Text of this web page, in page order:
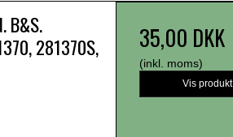
B&S.
281370S,
35,00 DKK
(inkl. moms)
Vis produkt